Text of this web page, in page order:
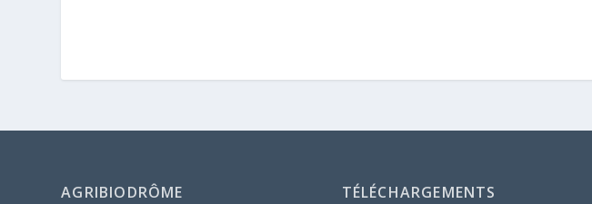
AGRIBIODRÔME TÉLÉCHARGEMENTS